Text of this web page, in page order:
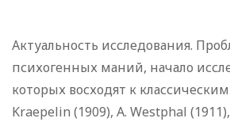
Актуальность исследования.
психогенных маний, начало
которых восходят к
Kraepelin (1909), A. Westphal